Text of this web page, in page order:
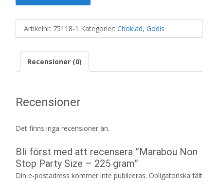
Artikelnr: 75118-1 Kategorier: Choklad, Godis
Recensioner (0)
Recensioner
Det finns inga recensioner än.
Bli först med att recensera ”Marabou Non
Stop Party Size – 225 gram”
Din e-postadress kommer inte publiceras. Obligatoriska fält